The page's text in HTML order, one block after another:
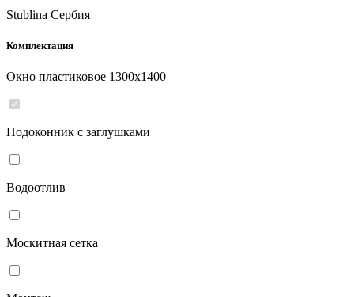
Stublina Сербия
Комплектация
Окно пластиковое 1300x1400
Подоконник с заглушками
Водоотлив
Москитная сетка